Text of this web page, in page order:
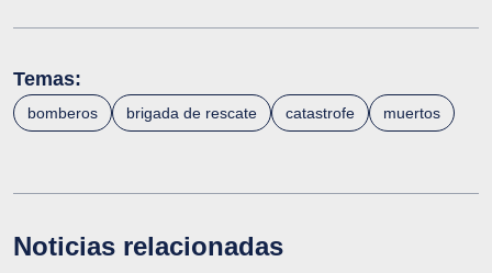
Temas:
bomberos brigada de rescate catastrofe muertos
Noticias relacionadas